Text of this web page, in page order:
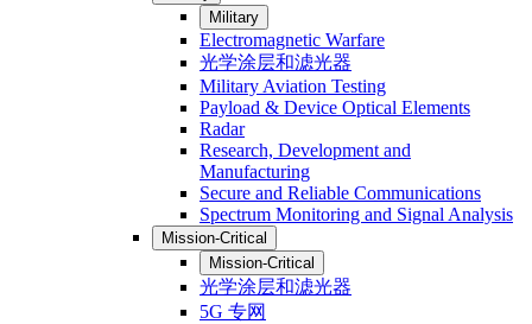
Military
Electromagnetic Warfare
光学涂层和滤光器
Military Aviation Testing
Payload & Device Optical Elements
Radar
Research, Development and
Manufacturing
Secure and Reliable Communications
Spectrum Monitoring and Signal Analysis
Mission-Critical
Mission-Critical
光学涂层和滤光器
5G 专网